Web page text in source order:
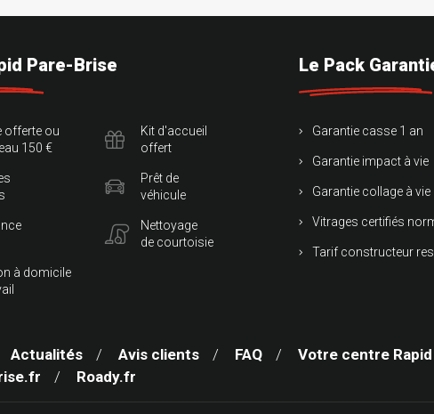
Pare-Brise
offerte ou
150 €
à domicile
Kit d'accueil
offert
Prêt de
véhicule
Nettoyage
de courtoisie
Le Pack
Garantie casse 1 an
Garantie impact à vie
Garantie collage à vie
Vitrages certifiés
Tarif constructeur
Actualités Avis clients FAQ
Votre centre
Roady.fr